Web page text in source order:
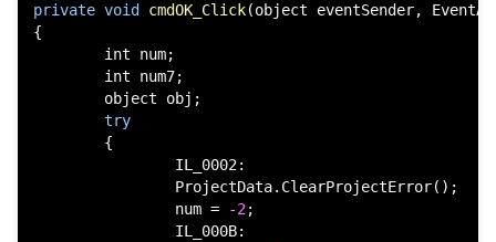
private void cmdOK_Click(object eventSender,
{
int num;
int num7;
object obj;
try
{
IL_0002:
ProjectData.ClearProjectError();
num =
-2;
IL_000B: